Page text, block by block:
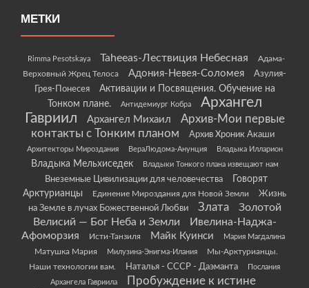
МЕТКИ
Rimma Pesotskaya Taheeas-Лествиция Небесная
Адама-
Верховный Жрец Телоса
Адония-Невея-Соломея
Азулия-
Грея-Понесея
Активации и Посвящения. Обучение на
Тонком плане.
Антидемиург Кобра
Архангел
Гавриил
Архангел Михаил
Архив-Мои первые
контакты с Тонким планом
Архив Хроник Акаши
Архитекторы Мироздания ВераЛюдома-Анунция Владыка Илларион
Владыка Мельхиседек Владыки Тонкого плана извещают нам
Внеземные Цивилизации для человечества
Говорят
Арктурианцы
Единение Мироздания для Новой Земли
Жизнь
на Земле в лучах Божественной Любви
Злата
Золотой
Велисий — Бог Неба и Земли
Ивелина-Наджа-
Афоморзия
Исти-Танзиля Майк Куинси Мария Магдалина
Матушка Мария Милузина-Энигма-Илания
Мы-Арктурианцы.
Наши технологии вам.
Наталья - СССР - Даэманта
Послания
Архангела Гавриила
Пробуждение к истине